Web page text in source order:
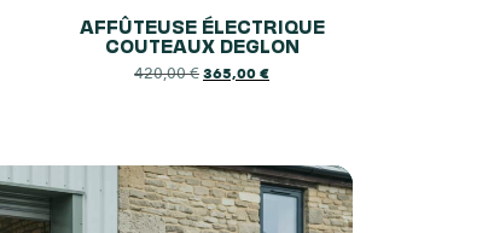
AFFÛTEUSE ÉLECTRIQUE
COUTEAUX DEGLON
420,00€365,00€